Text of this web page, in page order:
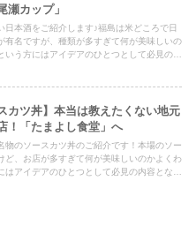
瀬カップ」
日本酒をご紹介します♪福島は米どころで日
有名ですが、種類が多すぎて何が美味しいの
いう方にはアイデアのひとつとして必見の内
カツ丼】本当は教えたくない地元
！「たまよし食堂」へ
物のソースカツ丼のご紹介です！本場のソー
ど、お店が多すぎて何が美味しいのかよくわ
はアイデアのひとつとして必見の内容となっ